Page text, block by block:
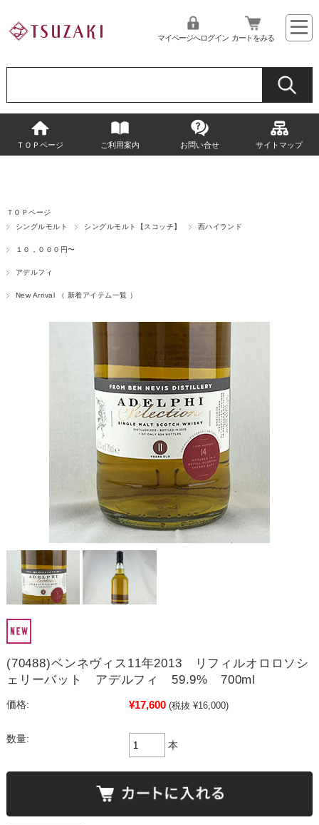
マイページへログイン カートをみる
ＴＯＰページ ご利用案内 お問い合せ サイトマップ
ＴＯＰページ
シングルモルト
シングルモルト【スコッチ】 西ハイランド
１０，０００円〜
アデルフィ
New Arrival （ 新着アイテム一覧 ）
(70488)ベンネヴィス11年2013 リフィルオロロソシ
ェリーバット アデルフィ 59.9% 700ml
価格: ¥17,600 (税抜 ¥16,000)
数量:
本